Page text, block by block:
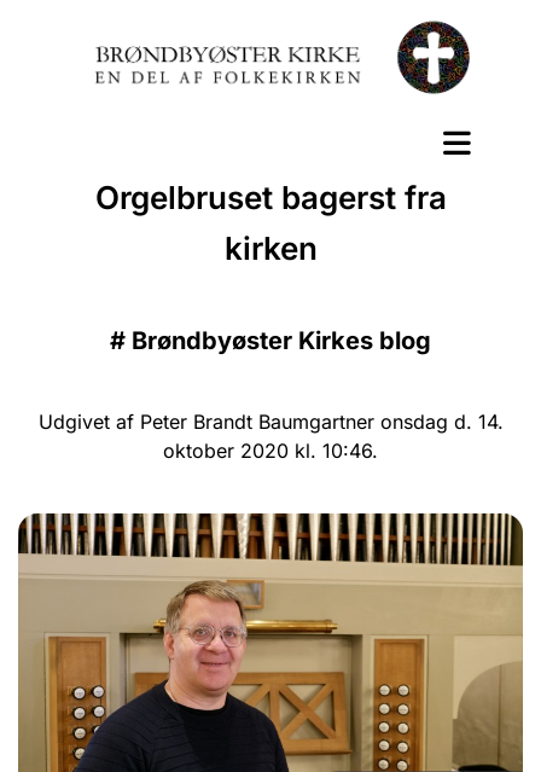
Orgelbruset bagerst fra
kirken
# Brøndbyøster Kirkes blog
Udgivet af Peter Brandt Baumgartner onsdag d. 14.
oktober 2020 kl. 10:46.